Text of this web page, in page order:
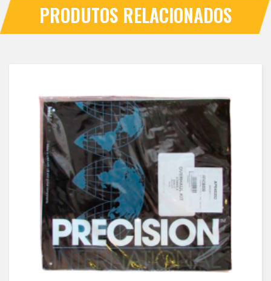
PRODUTOS RELACIONADOS